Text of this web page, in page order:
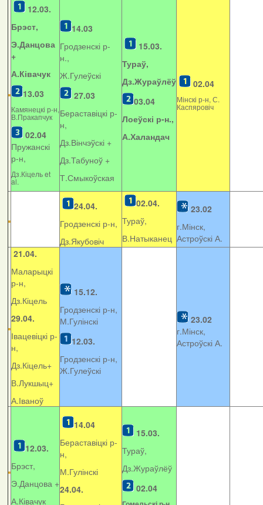
12.03.
Брэст,
Э.Данцова
+
А.Ківачук
13.03
Камянецкі р-н,
В.Пракапчук
02.04
Пружанскі
р-н,
Дз.Кіцель et
al.
14.03
Гродзенскі р-
н.,
Ж.Гулеўскі
27.03
Бераставіцкі р-
н,
Дз.Вінчэўскі +
Дз.Табуноў +
Т.Смыкоўская
15.03.
Тураў,
Дз.Жураўлёў
03.04
Лоеўскі р-н.,
А.Халандач
02.04
Мінскі р-н, С.
Каспяровіч
24.04.
Гродзенскі р-н,
Дз.Якубовіч
02.04.
Тураў,
В.Натыканец
23.02
г.Мінск,
Астроўскі А.
21.04.
Маларыцкі
р-н,
Дз.Кіцель
29.04.
Івацевіцкі р-
н,
Дз.Кіцель+
В.Лукшыц+
А.Іваноў
15.12.
Гродзенскі р-н,
М.Гулінскі
12.03.
Гродзенскі р-н,
Ж.Гулеўскі
23.02
г.Мінск,
Астроўскі А.
12.03.
Брэст,
Э.Данцова +
А.Ківачук
14.04
Бераставіцкі р-
н,
М.Гулінскі
24.04.
15.03.
Тураў,
Дз.Жураўлёў
02.04